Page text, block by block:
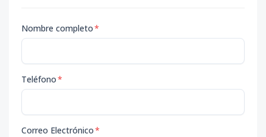
Nombre completo*
Teléfono*
Correo Electrónico*